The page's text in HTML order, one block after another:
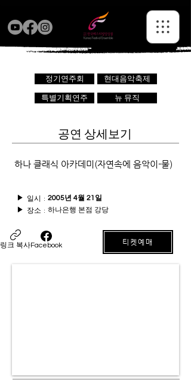
정기연주회 현대음악축제
특별기획연주 뉴 뮤직
공연 상세보기
하나 클래식 아카데미(자연속에 음악이-물)
2005년 4월 21일
일시 :
▶
▶
장소 : 하나은행 본점 강당
링크 복사Facebook 티켓예매